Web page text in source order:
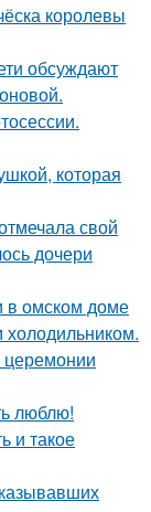
королевы
обсуждают
которая
свой
дочери
омском доме
церемонии
люблю!
и такое